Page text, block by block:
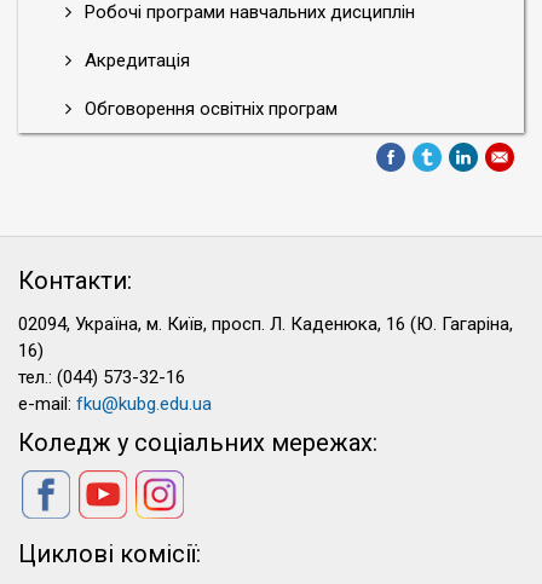
Робочі програми навчальних дисциплін
Акредитація
Обговорення освітніх програм
Контакти:
02094, Україна, м. Київ, просп. Л. Каденюка, 16 (Ю. Гагаріна,
16)
тел.: (044) 573-32-16
e-mail: fku@kubg.edu.ua
Коледж у соціальних мережах:
Циклові комісії: